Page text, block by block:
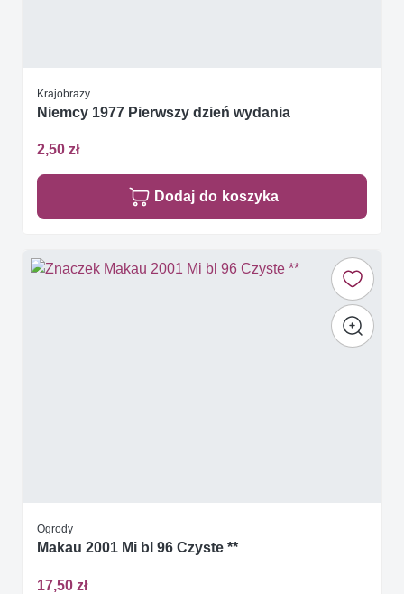
Krajobrazy
Niemcy 1977 Pierwszy dzień wydania
2,50 zł
Dodaj do koszyka
Ogrody
Makau 2001 Mi bl 96 Czyste **
17,50 zł